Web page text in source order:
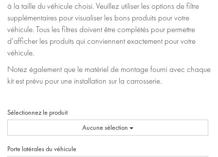
à la taille du véhicule choisi. Veuillez utiliser les options de filtre
supplémentaires pour visualiser les bons produits pour votre
véhicule. Tous les filtres doivent être complétés pour permettre
d’afficher les produits qui conviennent exactement pour votre
véhicule.
Notez également que le matériel de montage fourni avec chaque
kit est prévu pour une installation sur la carrosserie.
Sélectionnez le produit
Aucune sélection
Porte latérales du véhicule